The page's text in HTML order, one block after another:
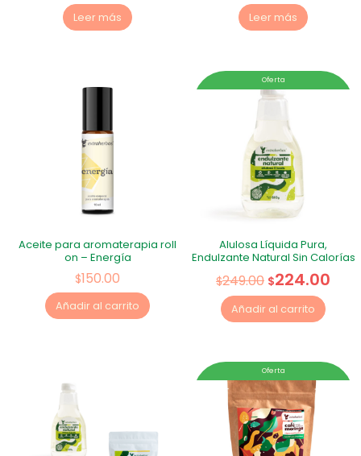
Leer más Leer más
Aceite para aromaterapia roll
on – Energía
$150.00
Añadir al carrito
Oferta
Alulosa Líquida Pura,
Endulzante Natural Sin Calorías
$249.00 $224.00
Añadir al carrito
Oferta